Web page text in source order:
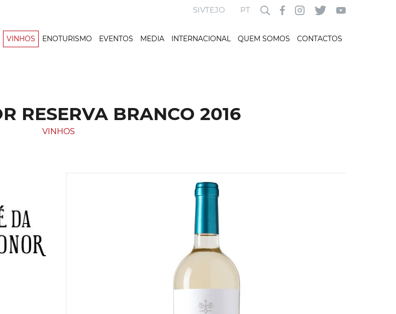
SIVTEJO PT
VINHOS ENOTURISMO EVENTOS MEDIA INTERNACIONAL QUEM SOMOS CONTACTOS
RESERVA BRANCO 2016
VINHOS